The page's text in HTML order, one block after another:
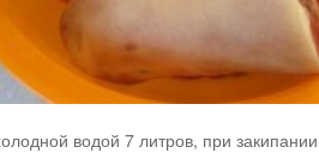
водой 7 литров, при